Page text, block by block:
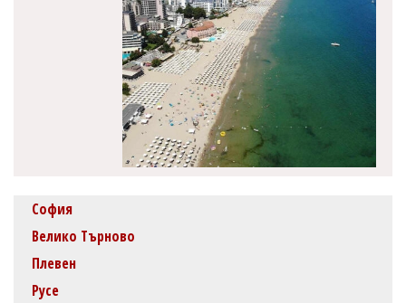
София
Велико Търново
Плевен
Русе